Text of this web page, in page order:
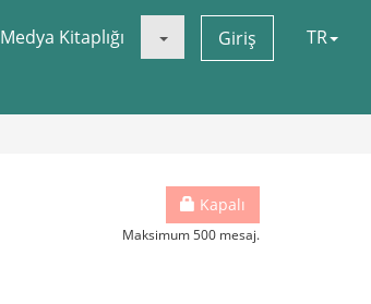
Medya Kitaplığı Giriş TR
Kapalı
Maksimum 500 mesaj.